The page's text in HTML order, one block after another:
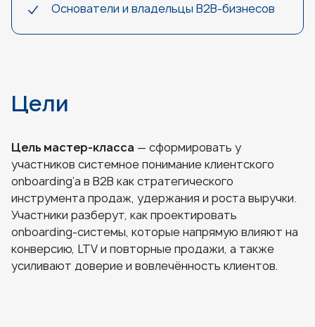
Основатели и владельцы B2B-бизнесов
Цели
Цель мастер-класса — сформировать у
участников системное понимание клиентского
onboarding’а в B2B как стратегического
инструмента продаж, удержания и роста выручки.
Участники разберут, как проектировать
onboarding-системы, которые напрямую влияют на
конверсию, LTV и повторные продажи, а также
усиливают доверие и вовлечённость клиентов.